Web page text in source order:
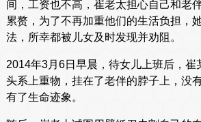
间，工资也不高，崔老太担心自己和老
累赘，为了不再加重他们的生活负担，
法，所幸都被儿女及时发现并劝阻。
2014年3月6日早晨，待女儿上班后，崔
头系上重物，挂在了老伴的脖子上，没
有了生命迹象。